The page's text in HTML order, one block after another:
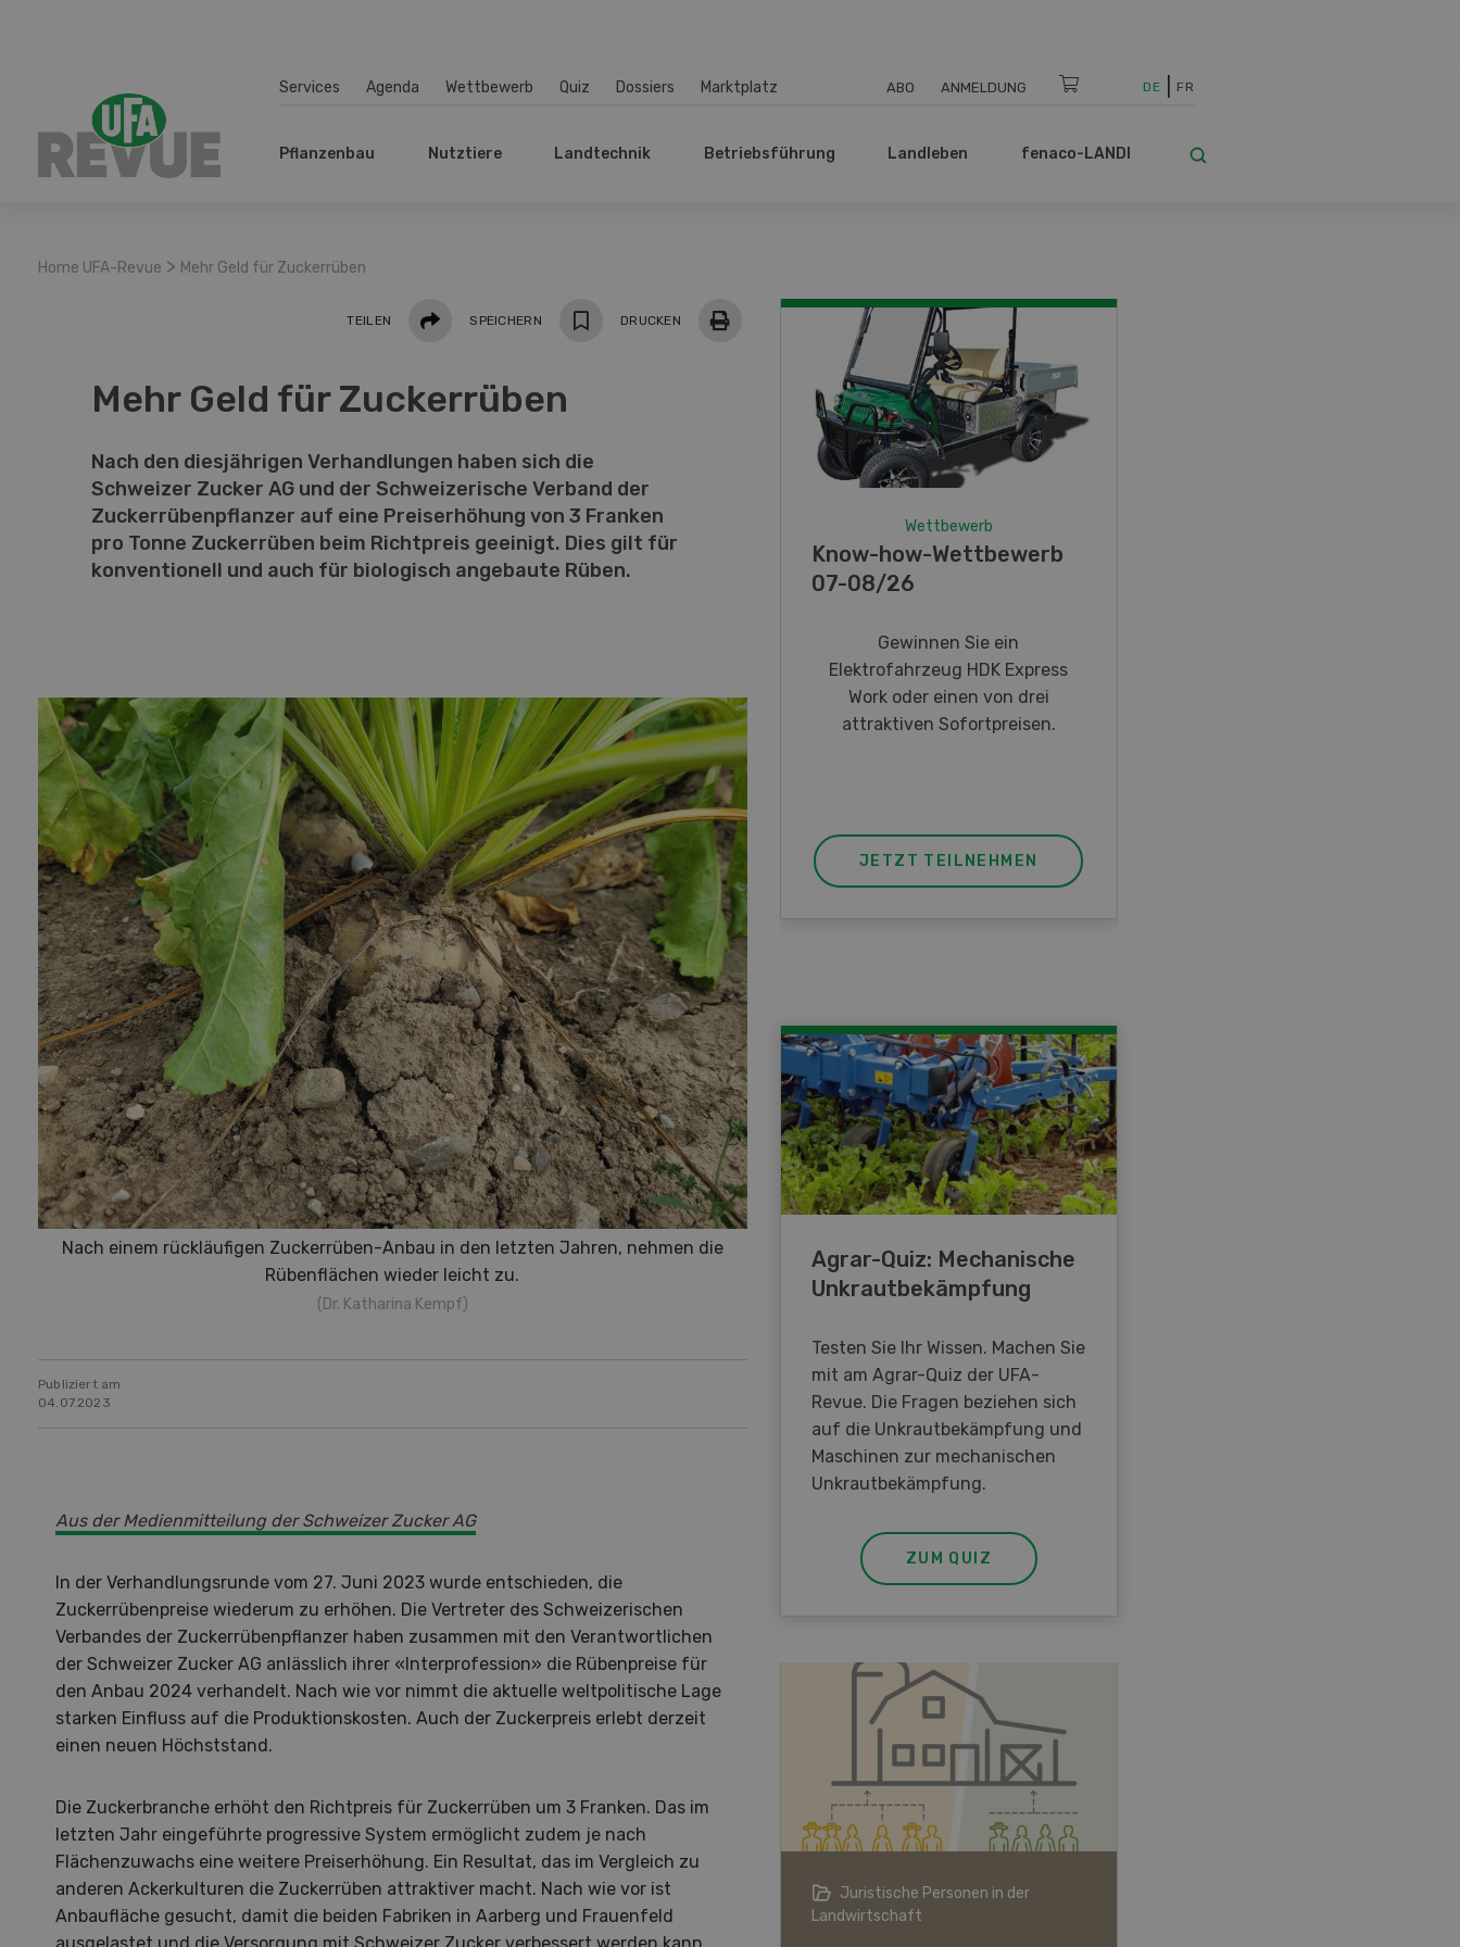
Services Agenda Wettbewerb Quiz Dossiers Marktplatz ABO ANMELDUNG DE FR
Pflanzenbau Nutztiere Landtechnik Betriebsführung Landleben fenaco-LANDI
Home UFA-Revue > Mehr Geld für Zuckerrüben
TEILEN Teilen SPEICHERN DRUCKEN
Mehr Geld für Zuckerrüben
Nach den diesjährigen Verhandlungen haben sich die
Schweizer Zucker AG und der Schweizerische Verband der
Zuckerrübenpflanzer auf eine Preiserhöhung von 3 Franken
pro Tonne Zuckerrüben beim Richtpreis geeinigt. Dies gilt für
konventionell und auch für biologisch angebaute Rüben.
Nach einem rückläufigen Zuckerrüben-Anbau in den letzten Jahren, nehmen die
Rübenflächen wieder leicht zu.
(Dr. Katharina Kempf)
Publiziert am
04.07.2023
Aus der Medienmitteilung der Schweizer Zucker AG
In der Verhandlungsrunde vom 27. Juni 2023 wurde entschieden, die
Zuckerrübenpreise wiederum zu erhöhen. Die Vertreter des Schweizerischen
Verbandes der Zuckerrübenpflanzer haben zusammen mit den Verantwortlichen
der Schweizer Zucker AG anlässlich ihrer «Interprofession» die Rübenpreise für
den Anbau 2024 verhandelt. Nach wie vor nimmt die aktuelle weltpolitische Lage
starken Einfluss auf die Produktionskosten. Auch der Zuckerpreis erlebt derzeit
einen neuen Höchststand.
Die Zuckerbranche erhöht den Richtpreis für Zuckerrüben um 3 Franken. Das im
letzten Jahr eingeführte progressive System ermöglicht zudem je nach
Flächenzuwachs eine weitere Preiserhöhung. Ein Resultat, das im Vergleich zu
anderen Ackerkulturen die Zuckerrüben attraktiver macht. Nach wie vor ist
Anbaufläche gesucht, damit die beiden Fabriken in Aarberg und Frauenfeld
Wettbewerb
Know-how-Wettbewerb
07-08/26
Gewinnen Sie ein
Elektrofahrzeug HDK Express
Work oder einen von drei
attraktiven Sofortpreisen.
JETZT TEILNEHMEN
Agrar-Quiz: Mechanische
Unkrautbekämpfung
Testen Sie Ihr Wissen. Machen Sie
mit am Agrar-Quiz der UFA-
Revue. Die Fragen beziehen sich
auf die Unkrautbekämpfung und
Maschinen zur mechanischen
Unkrautbekämpfung.
ZUM QUIZ
Hof in neuer Hand Landwirtschaft im Klimawandel
Juristische Personen in der
Landwirtschaft